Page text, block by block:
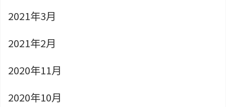
2021年3月
2021年2月
2020年11月
2020年10月